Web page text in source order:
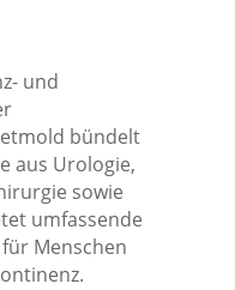
und
bündelt
aus Urologie,
sowie
umfassende
Menschen